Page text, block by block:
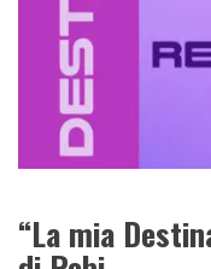
“La mia